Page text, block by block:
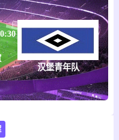
汉堡青年队